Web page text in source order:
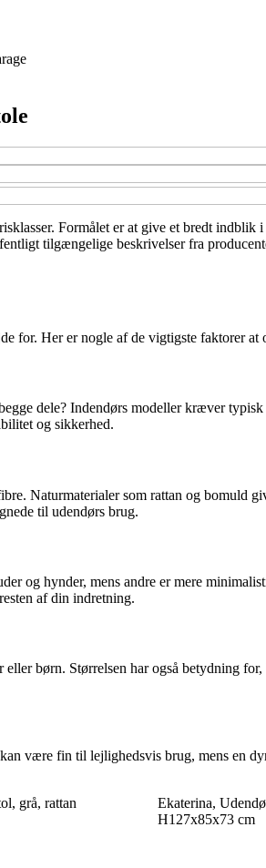
Formålet er at give et bredt
tilgængelige beskrivelser fra
for. Her er nogle af de vigtigste faktorer at
dele? Indendørs modeller kræver
og sikkerhed.
Naturmaterialer som rattan og bomuld
til udendørs brug.
og hynder, mens andre er mere
af din indretning.
børn. Størrelsen har også betydning
være fin til lejlighedsvis brug, mens en
grå, rattan
Ekaterina,
H127x85x73 cm